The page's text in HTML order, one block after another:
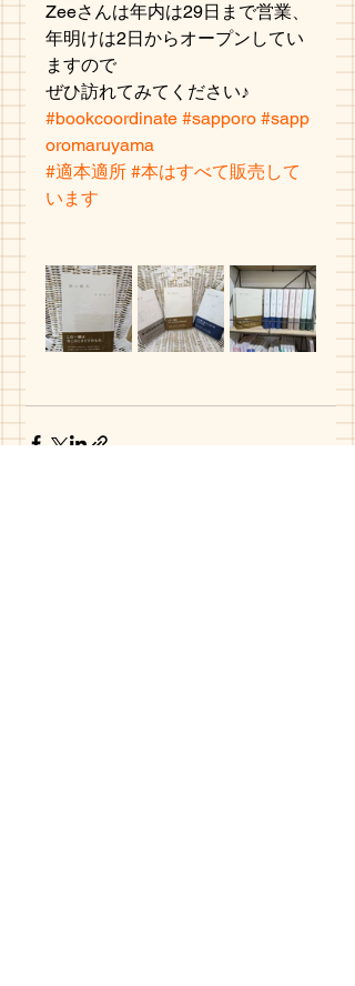
Zeeさんは年内は29日まで営業、
年明けは2日からオープンしてい
ますので
ぜひ訪れてみてください♪
#bookcoordinate #sapporo #sapp
oromaruyama
#適本適所 #本はすべて販売して
います